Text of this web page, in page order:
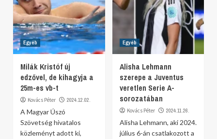
Egyéb
Milák Kristóf új
edzővel, de kihagyja a
25m-es vb-t
Kovács Péter 2024.12.02.
A Magyar Úszó
Szövetség hivatalos
közleményt adott ki,
Egyéb
Alisha Lehmann
szerepe a Juventus
veretlen Serie A-
sorozatában
Kovács Péter 2024.11.26.
Alisha Lehmann, aki 2024.
július 6-án csatlakozott a